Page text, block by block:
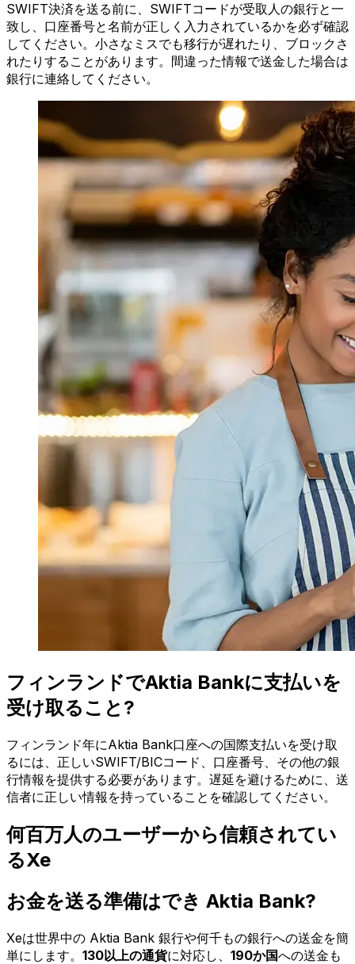
SWIFT決済を送る前に、SWIFTコードが受取人の銀行と一
致し、口座番号と名前が正しく入力されているかを必ず確認
してください。小さなミスでも移行が遅れたり、ブロックさ
れたりすることがあります。間違った情報で送金した場合は
銀行に連絡してください。
フィンランドでAktia Bankに支払いを
受け取ること?
フィンランド年にAktia Bank口座への国際支払いを受け取
るには、正しいSWIFT/BICコード、口座番号、その他の銀
行情報を提供する必要があります。遅延を避けるために、送
信者に正しい情報を持っていることを確認してください。
何百万人のユーザーから信頼されてい
るXe
お金を送る準備はでき Aktia Bank?
Xeは世界中の Aktia Bank 銀行や何千もの銀行への送金を簡
単にします。 130以上の通貨に対応し、 190か国への送金も